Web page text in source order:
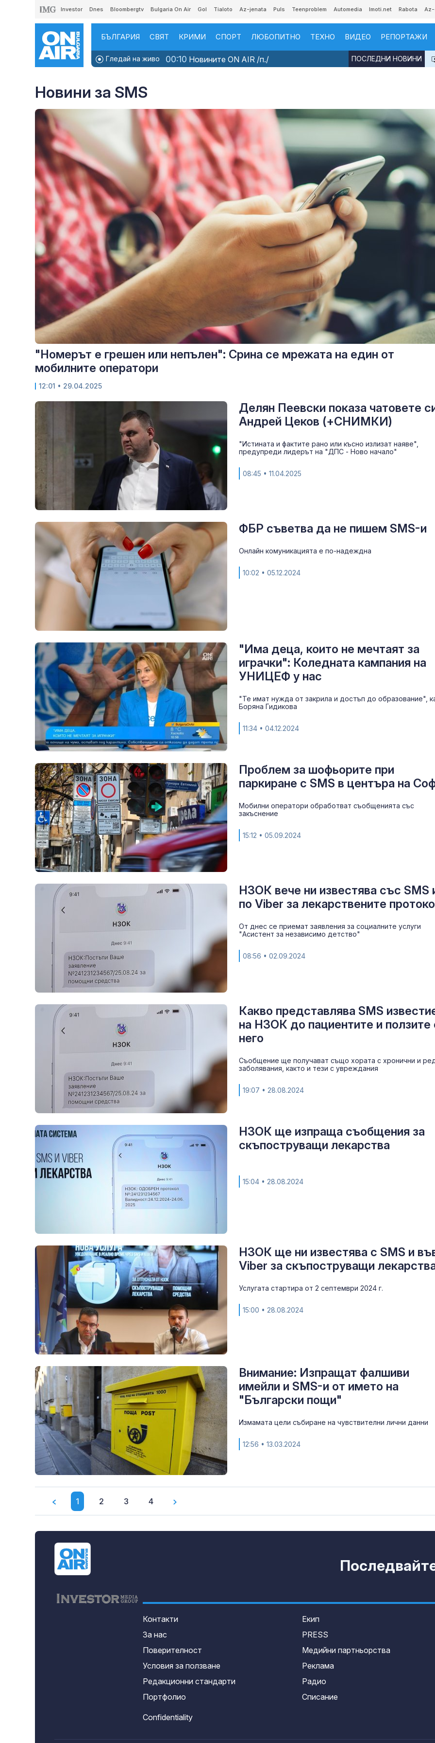
Investor Dnes Bloombergtv Bulgaria On Air Gol Tialoto Az-jenata Puls Teenproblem Automedia Imoti.net Rabota
БЪЛГАРИЯ СВЯТ КРИМИ СПОРТ ЛЮБОПИТНО ТЕХНО ВИДЕО РЕПОРТАЖИ
Гледай на живо 00:10 Новините ON AIR /п./ ПОСЛЕДНИ НОВИНИ
Новини за SMS
"Номерът е грешен или непълен": Срина се мрежата на един от
мобилните оператори
12:01 • 29.04.2025
Делян Пеевски показа чатовете
Андрей Цеков (+СНИМКИ)
"Истината и фактите рано или късно излизат наяве",
предупреди лидерът на "ДПС - Ново начало"
08:45 • 11.04.2025
ФБР съветва да не пишем SMS-и
Онлайн комуникацията е по-надеждна
10:02 • 05.12.2024
"Има деца, които не мечтаят за
играчки": Коледната кампания на
УНИЦЕФ у нас
"Те имат нужда от закрила и достъп до образование",
Боряна Гидикова
11:34 • 04.12.2024
Проблем за шофьорите при
паркиране с SMS в центъра на
Мобилни оператори обработват съобщенията със
закъснение
15:12 • 05.09.2024
НЗОК вече ни известява със SMS
по Viber за лекарствените
От днес се приемат заявления за социалните услуги
"Асистент за независимо детство"
08:56 • 02.09.2024
Какво представлява SMS
на НЗОК до пациентите и ползите
него
Съобщение ще получават също хората с хронични и
заболявания, както и тези с увреждания
19:07 • 28.08.2024
НЗОК ще изпраща съобщения за
скъпоструващи лекарства
15:04 • 28.08.2024
НЗОК ще ни известява с SMS и
Viber за скъпоструващи
Услугата стартира от 2 септември 2024 г.
15:00 • 28.08.2024
Внимание: Изпращат фалшиви
имейли и SMS-и от името на
"Български пощи"
Измамата цели събиране на чувствителни лични данни
12:56 • 13.03.2024
1 2 3 4
Как войните
превърнаха в
Меган
Контакти
За нас
Поверителност
Условия за ползване
Редакционни стандарти
Портфолио
Екип
PRESS
Медийни партньорства
Реклама
Радио
Списание
Confidentiality